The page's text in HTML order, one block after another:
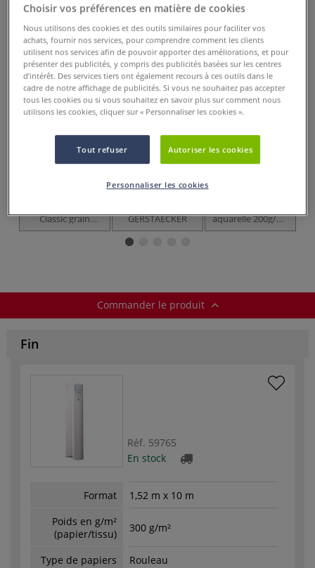
Acheter ce Produit
Ces articles pourraient également vous
intéresser
Classic grain
torchon
EXCLUSIVITÉ
GERSTAECKER aquarelle 200g/m²
N°3 Gerstaecker
Commander le produit
Fin
Réf. 59765
En stock
Format
1,52 m x 10 m
Poids en g/m²
(papier/tissu)
300 g/m²
Type de papiers Rouleau
Choisir vos préférences en matière de cookies
Nous utilisons des cookies et des outils similaires pour faciliter vos
achats, fournir nos services, pour comprendre comment les clients
utilisent nos services afin de pouvoir apporter des améliorations, et pour
présenter des publicités, y compris des publicités basées sur les centres
d’intérêt. Des services tiers ont également recours à ces outils dans le
cadre de notre affichage de publicités. Si vous ne souhaitez pas accepter
tous les cookies ou si vous souhaitez en savoir plus sur comment nous
utilisons les cookies, cliquer sur « Personnaliser les cookies ».
Tout refuser Autoriser les cookies
Personnaliser les cookies